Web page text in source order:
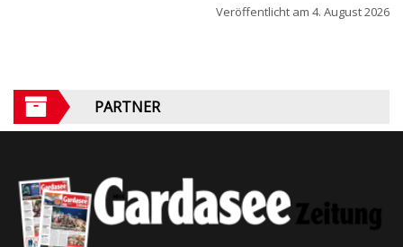
Veröffentlicht am 4. August 2026
PARTNER